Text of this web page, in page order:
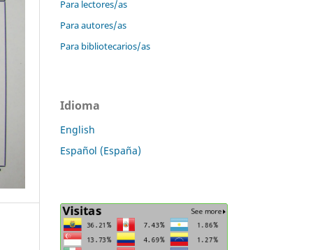
Para lectores/as
Para autores/as
Para bibliotecarios/as
Idioma
English
Español (España)